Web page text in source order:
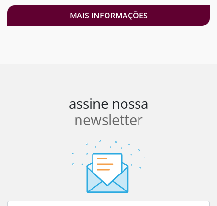
MAIS INFORMAÇÕES
assine nossa
newsletter